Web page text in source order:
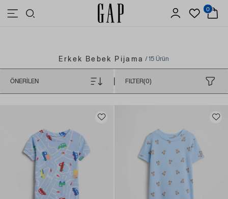
3.500 TL VE ÜZERİ ALIŞVERİŞLERDE ÜCRETSİZ KARGO 0
Erkek Bebek Pijama / 15 Ürün
FILTER(0)
ÖNERILEN